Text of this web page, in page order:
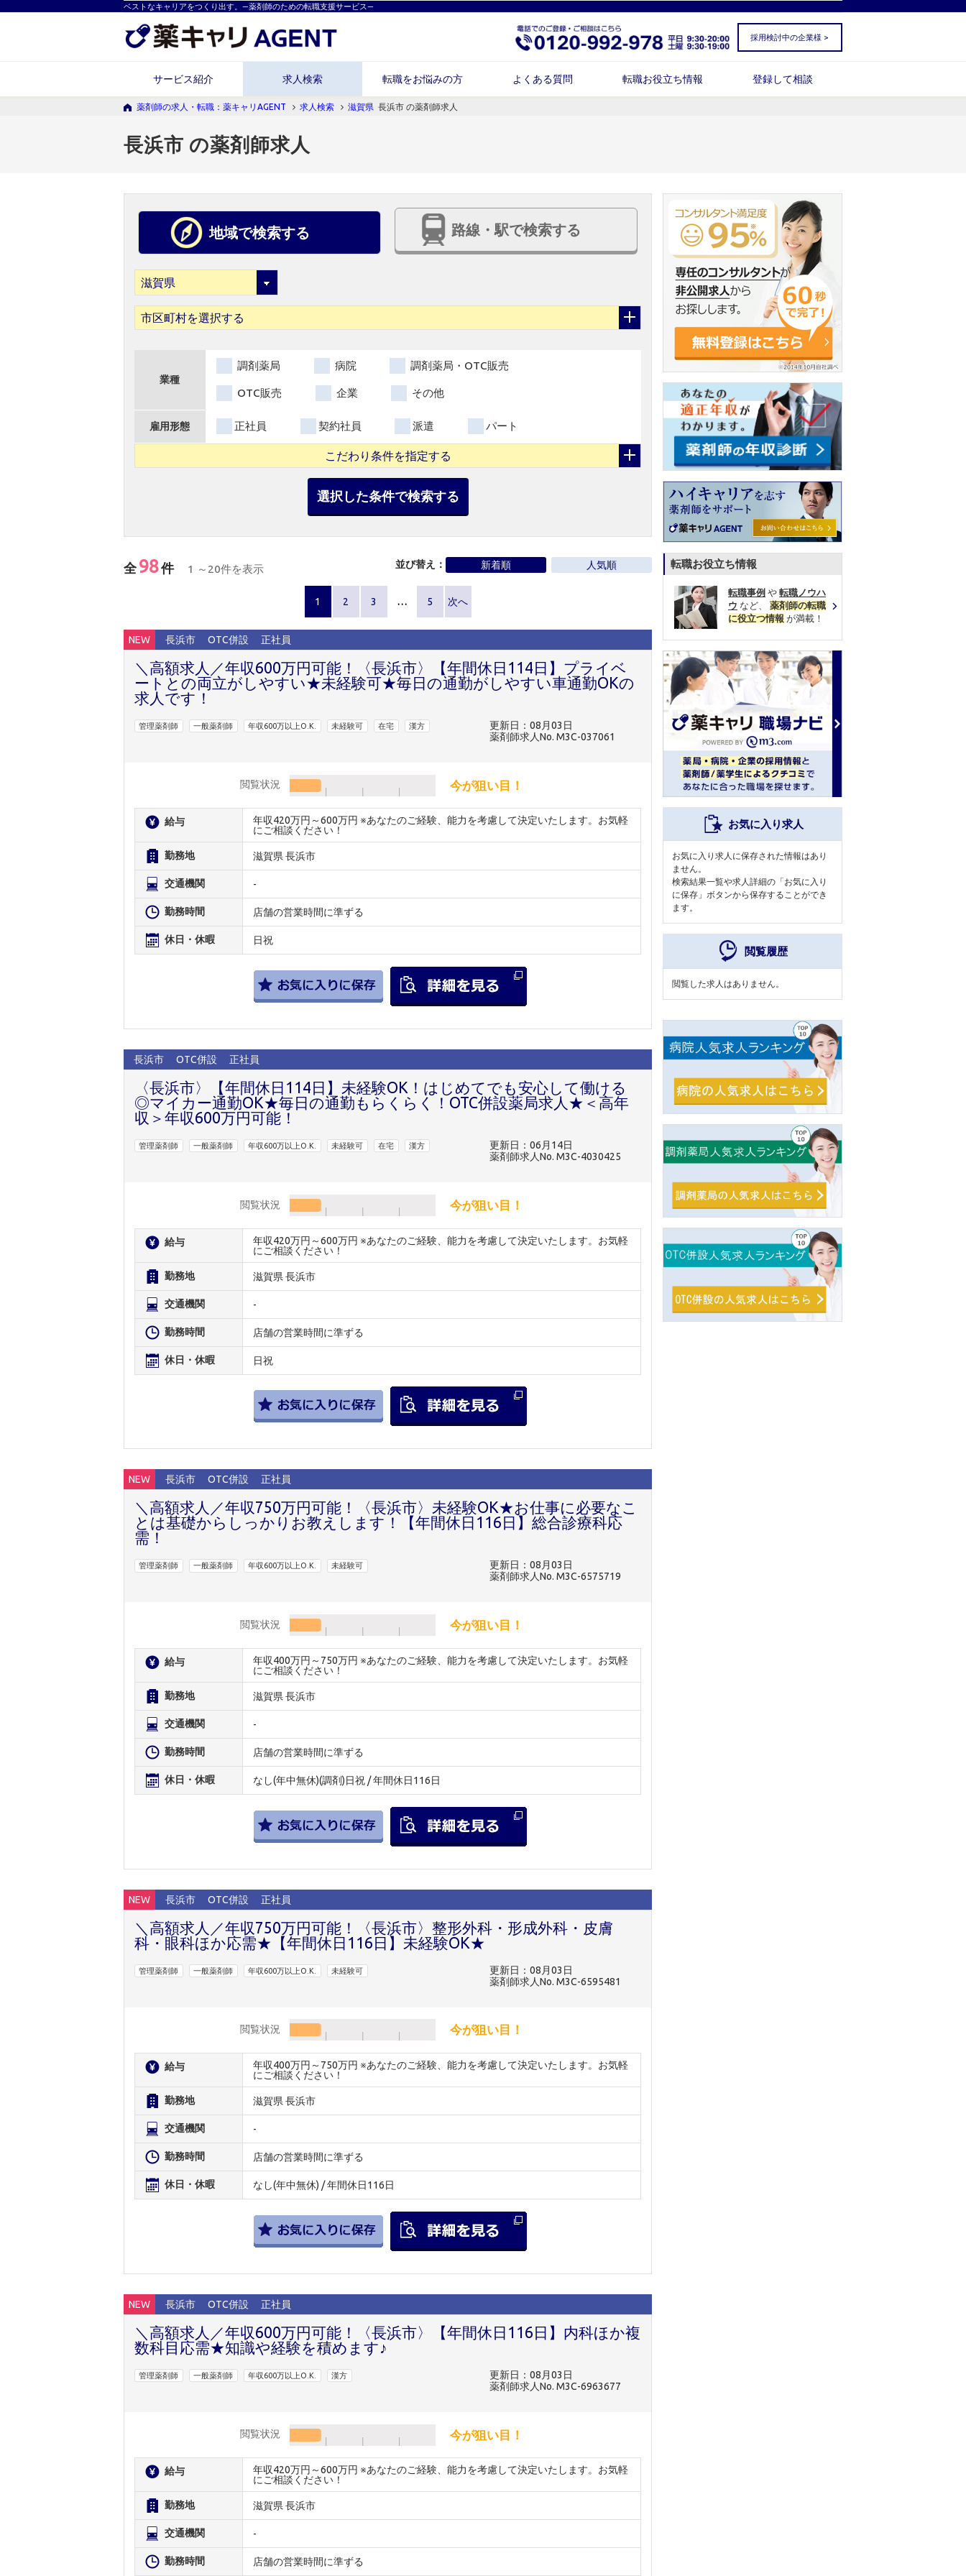
ベストなキャリアをつくり出す。―薬剤師のための転職支援サービス―
採用検討中の企業様 >
サービス紹介 求人検索 転職をお悩みの方 よくある質問 転職お役立ち情報 登録して相談
薬剤師の求人・転職：薬キャリAGENT 求人検索 滋賀県 長浜市 の薬剤師求人
長浜市 の薬剤師求人
地域で検索する 路線・駅で検索する
市区町村を選択する
業種
調剤薬局 病院 調剤薬局・OTC販売
OTC販売 企業 その他
雇用形態 正社員 契約社員 派遣 パート
こだわり条件を指定する
選択した条件で検索する
全 98件 1 ～20件を表示 並び替え： 新着順 人気順
1 2 3 … 5 次へ
NEW 長浜市 OTC併設 正社員
＼高額求人／年収600万円可能！〈長浜市〉【年間休日114日】プライベ
ートとの両立がしやすい★未経験可★毎日の通勤がしやすい車通勤OKの
求人です！
管理薬剤師 一般薬剤師 年収600万以上O.K. 未経験可 在宅 漢方
更新日：08月03日
薬剤師求人No. M3C-037061
閲覧状況 今が狙い目！
給与
年収420万円～600万円 ※あなたのご経験、能力を考慮して決定いたします。お気軽
にご相談ください！
勤務地 滋賀県 長浜市
交通機関 -
勤務時間 店舗の営業時間に準ずる
休日・休暇 日祝
長浜市 OTC併設 正社員
〈長浜市〉【年間休日114日】未経験OK！はじめてでも安心して働ける
◎マイカー通勤OK★毎日の通勤もらくらく！OTC併設薬局求人★＜高年
収＞年収600万円可能！
管理薬剤師 一般薬剤師 年収600万以上O.K. 未経験可 在宅 漢方
更新日：06月14日
薬剤師求人No. M3C-4030425
閲覧状況 今が狙い目！
給与
年収420万円～600万円 ※あなたのご経験、能力を考慮して決定いたします。お気軽
にご相談ください！
勤務地 滋賀県 長浜市
交通機関 -
勤務時間 店舗の営業時間に準ずる
休日・休暇 日祝
NEW 長浜市 OTC併設 正社員
＼高額求人／年収750万円可能！〈長浜市〉未経験OK★お仕事に必要なこ
とは基礎からしっかりお教えします！【年間休日116日】総合診療科応
需！
管理薬剤師 一般薬剤師 年収600万以上O.K. 未経験可
更新日：08月03日
薬剤師求人No. M3C-6575719
閲覧状況 今が狙い目！
給与
年収400万円～750万円 ※あなたのご経験、能力を考慮して決定いたします。お気軽
にご相談ください！
勤務地 滋賀県 長浜市
交通機関 -
勤務時間 店舗の営業時間に準ずる
休日・休暇 なし(年中無休)(調剤)日祝 / 年間休日116日
NEW 長浜市 OTC併設 正社員
＼高額求人／年収750万円可能！〈長浜市〉整形外科・形成外科・皮膚
科・眼科ほか応需★【年間休日116日】未経験OK★
管理薬剤師 一般薬剤師 年収600万以上O.K. 未経験可
更新日：08月03日
薬剤師求人No. M3C-6595481
閲覧状況 今が狙い目！
給与
年収400万円～750万円 ※あなたのご経験、能力を考慮して決定いたします。お気軽
にご相談ください！
勤務地 滋賀県 長浜市
交通機関 -
勤務時間 店舗の営業時間に準ずる
休日・休暇 なし(年中無休) / 年間休日116日
NEW 長浜市 OTC併設 正社員
＼高額求人／年収600万円可能！〈長浜市〉【年間休日116日】内科ほか複
数科目応需★知識や経験を積めます♪
管理薬剤師 一般薬剤師 年収600万以上O.K. 漢方
更新日：08月03日
薬剤師求人No. M3C-6963677
閲覧状況 今が狙い目！
給与
年収420万円～600万円 ※あなたのご経験、能力を考慮して決定いたします。お気軽
にご相談ください！
勤務地 滋賀県 長浜市
交通機関 -
勤務時間 店舗の営業時間に準ずる
転職お役立ち情報
転職事例 や 転職ノウハ
ウ など、 薬剤師の転職
に役立つ情報 が満載！
お気に入り求人
お気に入り求人に保存された情報はあり
ません。
検索結果一覧や求人詳細の「お気に入り
に保存」ボタンから保存することができ
ます。
閲覧履歴
閲覧した求人はありません。